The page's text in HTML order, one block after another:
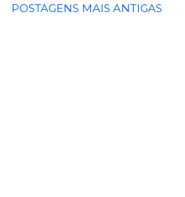
POSTAGENS MAIS ANTIGAS